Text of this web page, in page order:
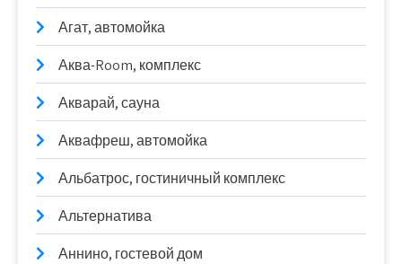
Агат, автомойка
Аква-Room, комплекс
Акварай, сауна
Аквафреш, автомойка
Альбатрос, гостиничный комплекс
Альтернатива
Аннино, гостевой дом